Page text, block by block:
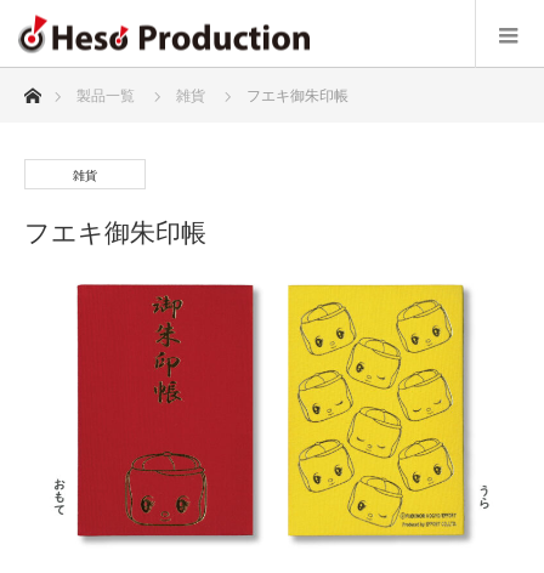
ホーム製品一覧 雑貨 フエキ御朱印帳
雑貨
フエキ御朱印帳